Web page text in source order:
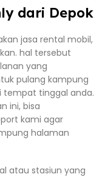
dari Depok
jasa rental mobil,
hal tersebut
yang
pulang kampung
tempat tinggal anda.
ini, bisa
kami agar
halaman
atau stasiun yang